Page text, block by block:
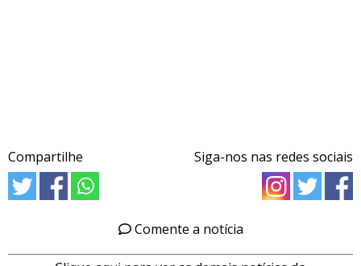
Compartilhe Siga-nos nas redes sociais
Comente a notícia